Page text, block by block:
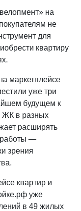
на
не
для
квартиру
маркетплейсе
уже три
будущем к
ЖК в разных
расширять
работы —
зрения
квартир и
уже
в 49 жилых